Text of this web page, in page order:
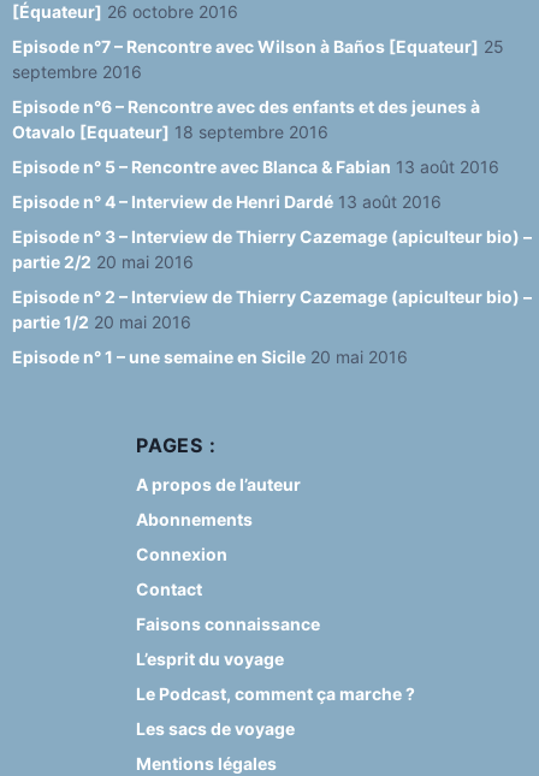
[Équateur] 26 octobre 2016
Episode n°7 – Rencontre avec Wilson à Baños [Equateur] 25
septembre 2016
Episode n°6 – Rencontre avec des enfants et des jeunes à
Otavalo [Equateur] 18 septembre 2016
Episode n° 5 – Rencontre avec Blanca & Fabian 13 août 2016
Episode n° 4 – Interview de Henri Dardé 13 août 2016
Episode n° 3 – Interview de Thierry Cazemage (apiculteur bio) –
partie 2/2 20 mai 2016
Episode n° 2 – Interview de Thierry Cazemage (apiculteur bio) –
partie 1/2 20 mai 2016
Episode n° 1 – une semaine en Sicile 20 mai 2016
PAGES :
A propos de l’auteur
Abonnements
Connexion
Contact
Faisons connaissance
L’esprit du voyage
Le Podcast, comment ça marche ?
Les sacs de voyage
Mentions légales